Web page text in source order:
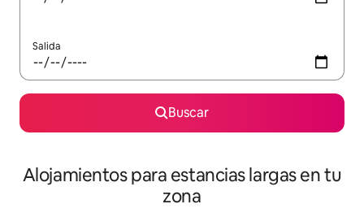
Salida
Buscar
Alojamientos para estancias largas en tu
zona